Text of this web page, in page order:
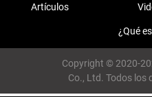
Artículos
¿Qué
Copyright © 2020-
Co., Ltd. Todos los